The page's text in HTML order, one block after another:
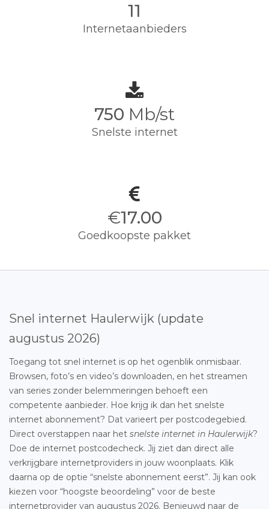
11
Internetaanbieders
750 Mb/st
Snelste internet
€17.00
Goedkoopste pakket
Snel internet Haulerwijk (update
augustus 2026)
Toegang tot snel internet is op het ogenblik onmisbaar.
Browsen, foto’s en video’s downloaden, en het streamen
van series zonder belemmeringen behoeft een
competente aanbieder. Hoe krijg ik dan het snelste
internet abonnement? Dat varieert per postcodegebied.
Direct overstappen naar het snelste internet in Haulerwijk?
Doe de internet postcodecheck. Jij ziet dan direct alle
verkrijgbare internetproviders in jouw woonplaats. Klik
daarna op de optie “snelste abonnement eerst”. Jij kan ook
kiezen voor “hoogste beoordeling” voor de beste
internetprovider van augustus 2026. Benieuwd naar de